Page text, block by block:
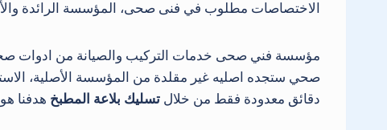
الاختصاصات مطلوب في فنى صحى، المؤسسة الرائدة
صحي ستجده اصليه غير مقلدة من المؤسسة الأصلية،
دقائق معدودة فقط من خلال تسليك بلاعة المطبخ هدفنا